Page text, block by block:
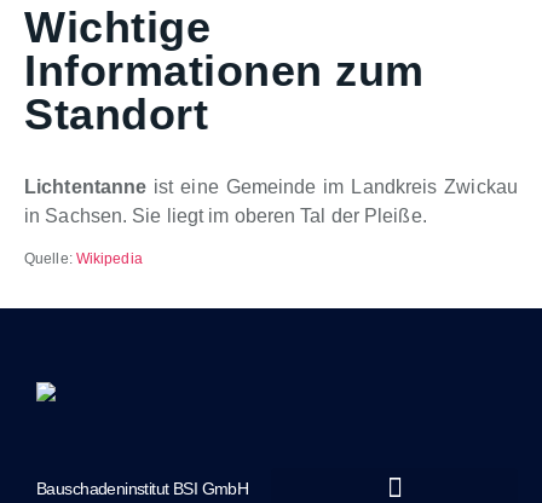
Wichtige
Informationen zum
Standort
Lichtentanne ist eine Gemeinde im Landkreis Zwickau
in Sachsen. Sie liegt im oberen Tal der Pleiße.
Quelle: Wikipedia
Bauschadeninstitut BSI GmbH